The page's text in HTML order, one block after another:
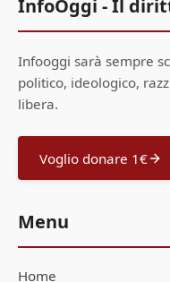
InfoOggi - Il
Infooggi sarà sempre
politico, ideologico,
libera.
Voglio donare 1€
Menu
Home